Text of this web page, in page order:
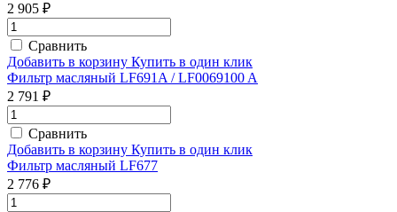
2 905 ₽
Сравнить
Добавить в корзину Купить в один клик
Фильтр масляный LF691A / LF0069100 A
2 791 ₽
Сравнить
Добавить в корзину Купить в один клик
Фильтр масляный LF677
2 776 ₽